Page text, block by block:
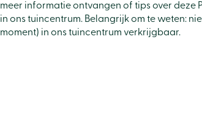
meer informatie ontvangen of tips over deze
in ons tuincentrum. Belangrijk om te weten:
moment) in ons tuincentrum verkrijgbaar.